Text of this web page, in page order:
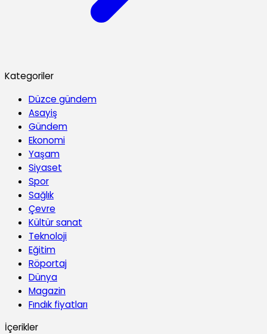
Kategoriler
Düzce gündem
Asayiş
Gündem
Ekonomi
Yaşam
Siyaset
Spor
Sağlık
Çevre
Kültür sanat
Teknoloji
Eğitim
Röportaj
Dünya
Magazin
Fındık fiyatları
İçerikler